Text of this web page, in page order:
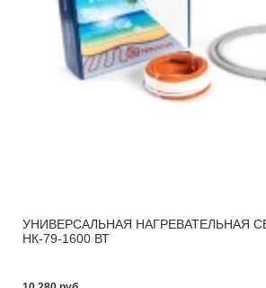
УНИВЕРСАЛЬНАЯ НАГРЕВАТЕЛЬНАЯ
НК-79-1600 ВТ